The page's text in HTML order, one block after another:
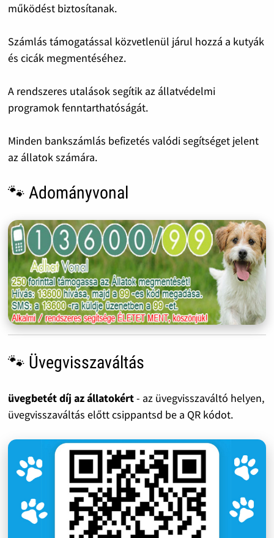
működést biztosítanak.
Számlás támogatással közvetlenül járul hozzá a kutyák
és cicák megmentéséhez.
A rendszeres utalások segítik az állatvédelmi
programok fenntarthatóságát.
Minden bankszámlás befizetés valódi segítséget jelent
az állatok számára.
🐾 Adományvonal
🐾 Üvegvisszaváltás
üvegbetét díj az állatokért- az üvegvisszaváltó helyen,
üvegvisszaváltás előtt csippantsd be a QR kódot.